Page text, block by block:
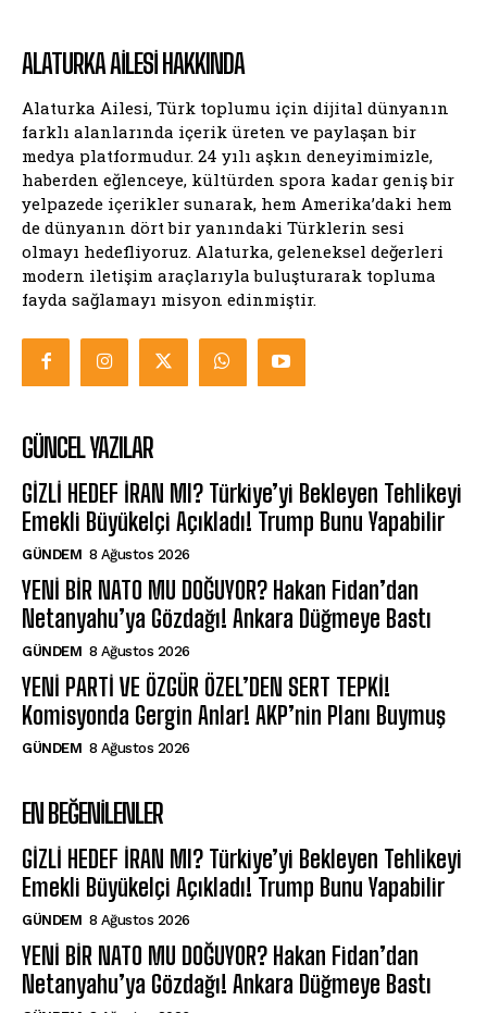
ALATURKA AILESI HAKKINDA
Alaturka Ailesi, Türk toplumu için dijital dünyanın
farklı alanlarında içerik üreten ve paylaşan bir
medya platformudur. 24 yılı aşkın deneyimimizle,
haberden eğlenceye, kültürden spora kadar geniş bir
yelpazede içerikler sunarak, hem Amerika’daki hem
de dünyanın dört bir yanındaki Türklerin sesi
olmayı hedefliyoruz. Alaturka, geleneksel değerleri
modern iletişim araçlarıyla buluşturarak topluma
fayda sağlamayı misyon edinmiştir.
GÜNCEL YAZILAR
GİZLİ HEDEF İRAN MI? Türkiye’yi Bekleyen Tehlikeyi
Emekli Büyükelçi Açıkladı! Trump Bunu Yapabilir
GÜNDEM 8 Ağustos 2026
YENİ BİR NATO MU DOĞUYOR? Hakan Fidan’dan
Netanyahu’ya Gözdağı! Ankara Düğmeye Bastı
GÜNDEM 8 Ağustos 2026
YENİ PARTİ VE ÖZGÜR ÖZEL’DEN SERT TEPKİ!
Komisyonda Gergin Anlar! AKP’nin Planı Buymuş
GÜNDEM 8 Ağustos 2026
EN BEĞENILENLER
GİZLİ HEDEF İRAN MI? Türkiye’yi Bekleyen Tehlikeyi
Emekli Büyükelçi Açıkladı! Trump Bunu Yapabilir
GÜNDEM 8 Ağustos 2026
YENİ BİR NATO MU DOĞUYOR? Hakan Fidan’dan
Netanyahu’ya Gözdağı! Ankara Düğmeye Bastı